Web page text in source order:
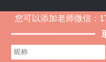
您可以添加老师微信：